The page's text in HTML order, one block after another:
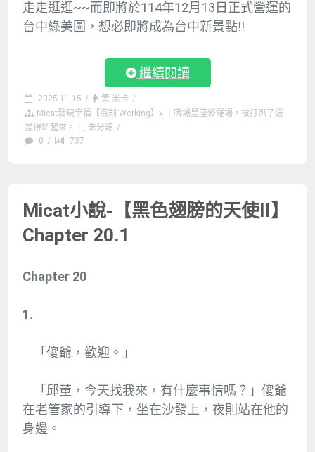
走走逛逛~~而即將於114年12月13日正式營運的
台中綠美圖，想必即將成為台中新景點!!
繼續閱讀
2025-11-15 / 黃 米卡 /
Micat發現幸福【窩刻˙Working】x ｜職場是座修羅場，被打趴了還
是得站起來。｜ , 未分類 /
0 / 737
Micat小說-【黑色翅膀的天使II】
Chapter 20.1
Chapter 20
1.
「傻爺，歡迎。」
「邱董，今天找我來，有什麼事情嗎？」傻爺
在老管家的引導下，坐在沙發上，夜則站在他的
身邊。